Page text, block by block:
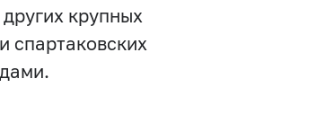
крупных
спартаковских